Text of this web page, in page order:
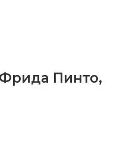
Фрида Пинто,